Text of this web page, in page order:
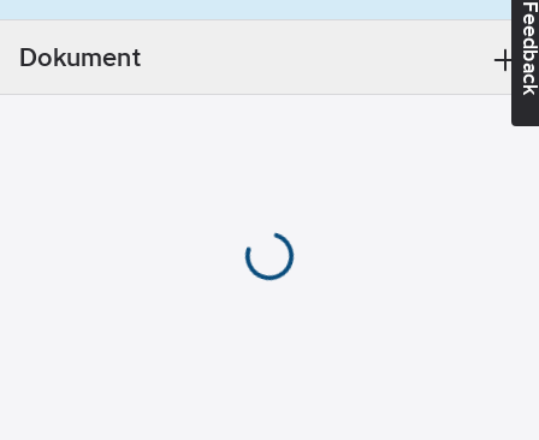
Dokument